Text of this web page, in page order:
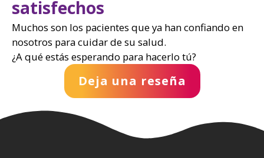
satisfechos
Muchos son los pacientes que ya han confiando en
nosotros para cuidar de su salud.
¿A qué estás esperando para hacerlo tú?
Deja una reseña